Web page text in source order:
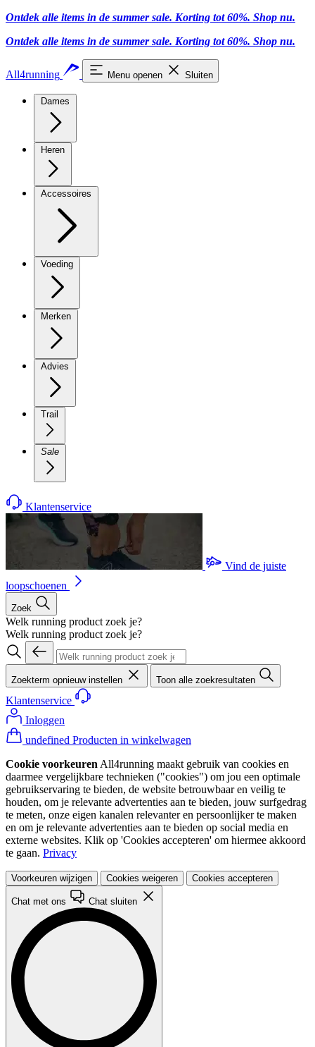
Ontdek alle items in de summer sale. Korting tot 60%. Shop nu.
Ontdek alle items in de summer sale. Korting tot 60%. Shop nu.
All4running Menu openen Sluiten
Dames
Heren
Accessoires
Voeding
Merken
Advies
Trail
Sale
Klantenservice
Vind de juiste
loopschoenen
Zoek
Welk running product zoek je?
Welk running product zoek je?
Zoekterm opnieuw instellen Toon alle zoekresultaten
Klantenservice
Inloggen
undefined Producten in winkelwagen
Cookie voorkeuren All4running maakt gebruik van cookies en
daarmee vergelijkbare technieken ("cookies") om jou een optimale
gebruikservaring te bieden, de website betrouwbaar en veilig te
houden, om je relevante advertenties aan te bieden, jouw surfgedrag
te meten, onze eigen kanalen relevanter en persoonlijker te maken
en om je relevante advertenties aan te bieden op social media en
externe websites. Klik op 'Cookies accepteren' om hiermee akkoord
te gaan. Privacy
Voorkeuren wijzigen Cookies weigeren Cookies accepteren
Chat met ons Chat sluiten